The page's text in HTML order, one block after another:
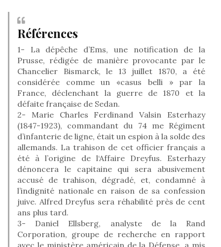
Références
1- La dépêche d’Ems, une notification de la
Prusse, rédigée de manière provocante par le
Chancelier Bismarck, le 13 juillet 1870, a été
considérée comme un «casus belli » par la
France, déclenchant la guerre de 1870 et la
défaite française de Sedan.
2- Marie Charles Ferdinand Valsin Esterhazy
(1847-1923), commandant du 74 me Régiment
d’infanterie de ligne, était un espion à la solde des
allemands. La trahison de cet officier français a
été à l’origine de l‘Affaire Dreyfus. Esterhazy
dénoncera le capitaine qui sera abusivement
accusé de trahison, dégradé, et, condamné à
l’indignité nationale en raison de sa confession
juive. Alfred Dreyfus sera réhabilité près de cent
ans plus tard.
3- Daniel Ellsberg, analyste de la Rand
Corporation, groupe de recherche en rapport
avec le ministère américain de la Défense, a mis